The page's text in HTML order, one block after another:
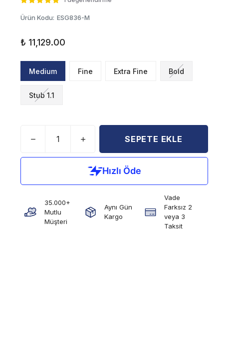
Ürün Kodu: ESG836-M
₺ 11,129.00
Medium Fine Extra Fine Bold
Stub 1.1
SEPETE EKLE
35.000+
Mutlu
Müşteri
Aynı Gün
Kargo
Vade
Farksız 2
veya 3
Taksit